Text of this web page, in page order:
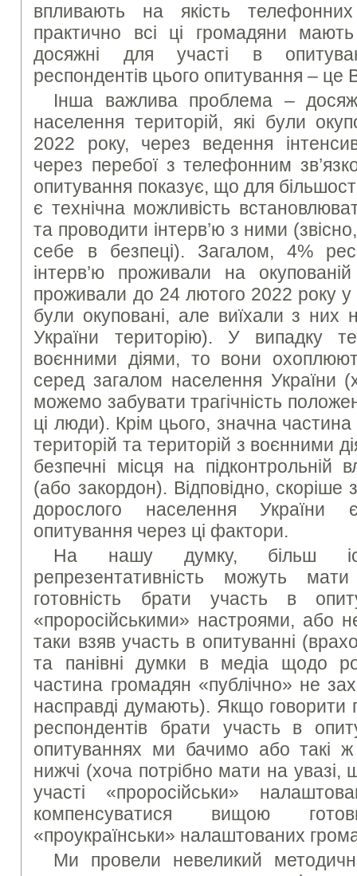
впливають на якість телефонних
практично всі ці громадяни
досяжні для участі в
респондентів цього опитування –
Інша важлива проблема –
населення територій, які були
2022 року, через ведення
через перебої з телефонним
опитування показує, що для
є технічна можливість
та проводити інтерв’ю з ними
себе в безпеці). Загалом, 4%
інтерв’ю проживали на
проживали до 24 лютого 2022 року у
були окуповані, але виїхали з них
України територію). У випадку
воєнними діями, то вони
серед загалом населення України
можемо забувати трагічність
ці люди). Крім цього, значна
територій та територій з воєнними
безпечні місця на підконтрольній
(або закордон). Відповідно,
дорослого населення
опитування через ці фактори.
На нашу думку, більш
репрезентативність можуть
готовність брати участь в
«проросійськими» настроями, або
таки взяв участь в опитуванні
та панівні думки в медіа щодо
частина громадян «публічно» не
насправді думають). Якщо говорити
респондентів брати участь в
опитуваннях ми бачимо або такі
нижчі (хоча потрібно мати на увазі,
участі «проросійськи»
компенсуватися вищою
«проукраїнськи» налаштованих
Ми провели невеликий